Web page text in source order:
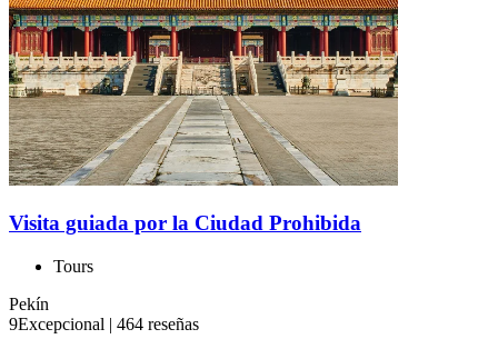
Visita guiada por la Ciudad Prohibida
Tours
Pekín
9Excepcional | 464 reseñas